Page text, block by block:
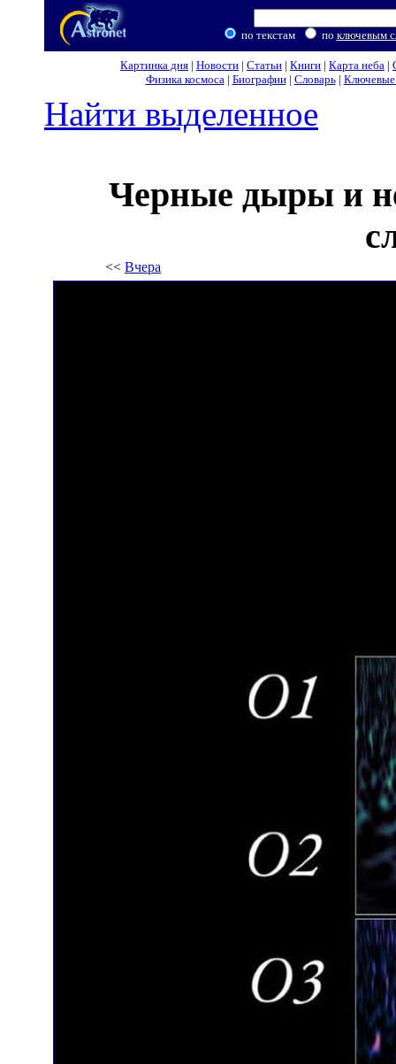
по текстам по ключевым
Картинка дня | Новости | Статьи | Книги | Карта неба |
Физика космоса| Биографии| Словарь| Ключевые
Найти выделенное
Черные дыры и
<< Вчера